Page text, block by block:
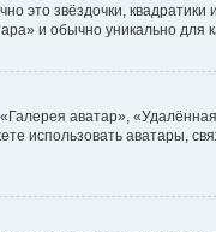
это звёздочки, квадратики
и обычно уникально для
аватар»,
использовать аватары,